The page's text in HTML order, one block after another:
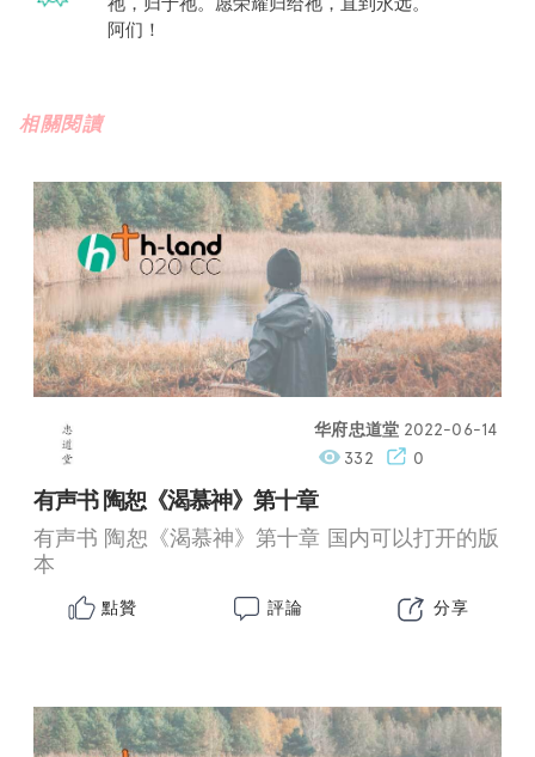
阿们！
相關閱讀
华府忠道堂2022-06-14
332
0
有声书 陶恕《渴慕神》第十章
有声书 陶恕《渴慕神》第十章 国内可以打开的版
本
點贊 評論 分享